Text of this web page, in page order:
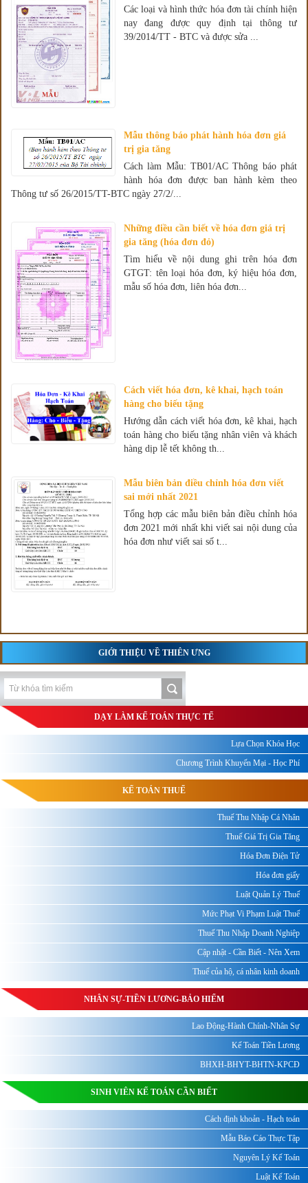
Các loại và hình thức hóa đơn tài chính hiện
nay đang được quy định tại thông tư
39/2014/TT - BTC và được sửa ...
Mẫu thông báo phát hành hóa đơn giá
trị gia tăng
Cách làm Mẫu: TB01/AC Thông báo phát
hành hóa đơn được ban hành kèm theo
Thông tư số 26/2015/TT-BTC ngày 27/2/...
Những điều cần biết về hóa đơn giá trị
gia tăng (hóa đơn đỏ)
Tìm hiểu về nội dung ghi trên hóa đơn
GTGT: tên loại hóa đơn, ký hiệu hóa đơn,
mẫu số hóa đơn, liên hóa đơn...
Cách viết hóa đơn, kê khai, hạch toán
hàng cho biếu tặng
Hướng dẫn cách viết hóa đơn, kê khai, hạch
toán hàng cho biếu tặng nhân viên và khách
hàng dịp lễ tết không th...
Mẫu biên bản điều chỉnh hóa đơn viết
sai mới nhất 2021
Tổng hợp các mẫu biên bản điều chỉnh hóa
đơn 2021 mới nhất khi viết sai nội dung của
hóa đơn như viết sai số t...
GIỚI THIỆU VỀ THIÊN ƯNG
DẠY LÀM KẾ TOÁN THỰC TẾ
Lựa Chọn Khóa Học
Chương Trình Khuyến Mại - Học Phí
KẾ TOÁN THUẾ
Thuế Thu Nhập Cá Nhân
Thuế Giá Trị Gia Tăng
Hóa Đơn Điện Tử
Hóa đơn giấy
Luật Quản Lý Thuế
Mức Phạt Vi Phạm Luật Thuế
Thuế Thu Nhập Doanh Nghiệp
Cập nhật - Cần Biết - Nên Xem
Thuế của hộ, cá nhân kinh doanh
NHÂN SỰ-TIỀN LƯƠNG-BẢO HIỂM
Lao Động-Hành Chính-Nhân Sự
Kế Toán Tiền Lương
BHXH-BHYT-BHTN-KPCĐ
SINH VIÊN KẾ TOÁN CẦN BIẾT
Cách định khoản - Hạch toán
Mẫu Báo Cáo Thực Tập
Nguyên Lý Kế Toán
Luật Kế Toán